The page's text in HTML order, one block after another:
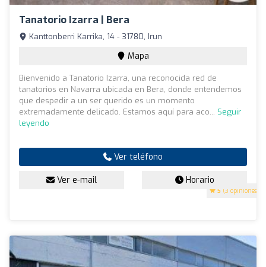
Tanatorio Izarra | Bera
5 (3 opiniones)
Kanttonberri Karrika, 14 - 31780, Irun
Mapa
Bienvenido a Tanatorio Izarra, una reconocida red de
tanatorios en Navarra ubicada en Bera, donde entendemos
que despedir a un ser querido es un momento
extremadamente delicado. Estamos aquí para aco... Seguir
leyendo
Ver teléfono
Ver e-mail Horario